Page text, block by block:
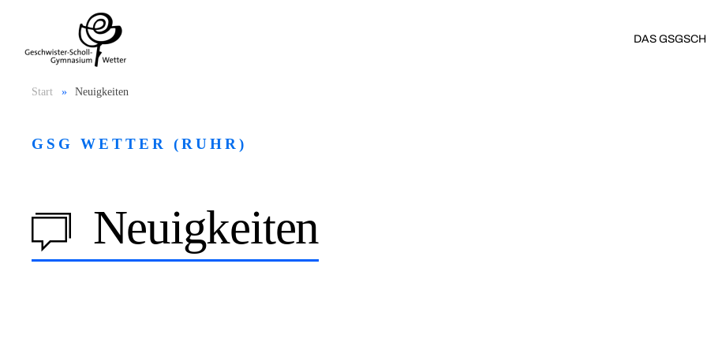
DAS GSG
Start Neuigkeiten
GSG WETTER (RUHR)
Neuigkeiten